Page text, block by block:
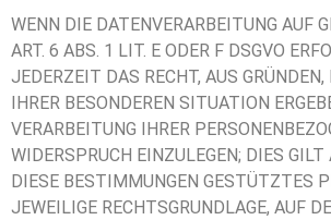
WENN DIE DATENVERARBEITUNG AUF
ART. 6 ABS. 1 LIT. E ODER F DSGVO
JEDERZEIT DAS RECHT, AUS
IHRER BESONDEREN SITUATION
VERARBEITUNG IHRER
WIDERSPRUCH EINZULEGEN; DIES GILT
DIESE BESTIMMUNGEN GESTÜTZTES
JEWEILIGE RECHTSGRUNDLAGE, AUF